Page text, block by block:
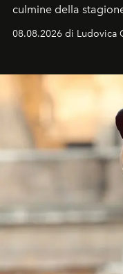
culmine della
ideale per la notte
08.08.2026 di Ludovica